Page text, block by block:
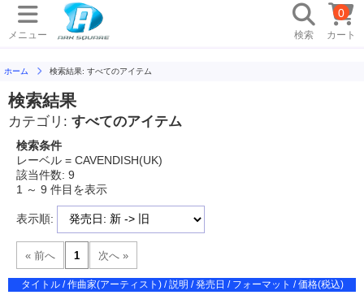
メニュー 検索 カート
0
ホーム 検索結果: すべてのアイテム
検索結果
カテゴリ: すべてのアイテム
検索条件
レーベル = CAVENDISH(UK)
該当件数: 9
1 ～ 9 件目を表示
表示順:
タイトル / 作曲家(アーティスト) / 説明 / 発売日 / フォーマット / 価格(税込)